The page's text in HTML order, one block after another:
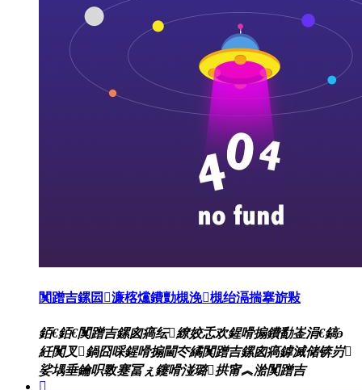
闃蹭吉鏍囩濂楁爣鐨勯槻浼槻绐滆揣搴旂敤
銆€銆€闃蹭吉鏍囪瘑纭繚姣忎欢鍟嗗搧鐨勫崟涓€鎬э
紝闃叉鍋囧啋鍟嗗搧閫冭繘闃蹭吉鏍囪瘑鎼滅储锛岃
娑堣垂鑰呮斁蹇冨ぇ鑳嗗湴璐拱甯︽湁闃蹭吉